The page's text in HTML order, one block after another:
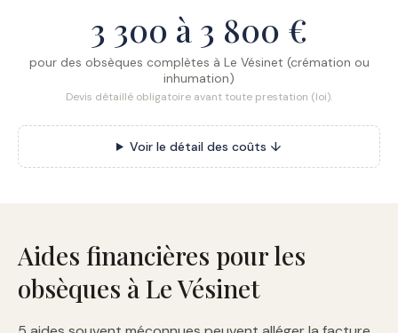
3 300 à 3 800 €
pour des obsèques complètes à Le Vésinet (crémation ou
inhumation)
Devis détaillé obligatoire avant toute prestation (loi).
Voir le détail des coûts ↓
Aides financières pour les
obsèques à Le Vésinet